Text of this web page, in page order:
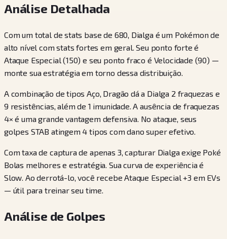
Análise Detalhada
Com um total de stats base de 680, Dialga é um Pokémon de
alto nível com stats fortes em geral. Seu ponto forte é
Ataque Especial (150) e seu ponto fraco é Velocidade (90) —
monte sua estratégia em torno dessa distribuição.
A combinação de tipos Aço, Dragão dá a Dialga 2 fraquezas e
9 resistências, além de 1 imunidade. A ausência de fraquezas
4× é uma grande vantagem defensiva. No ataque, seus
golpes STAB atingem 4 tipos com dano super efetivo.
Com taxa de captura de apenas 3, capturar Dialga exige Poké
Bolas melhores e estratégia. Sua curva de experiência é
Slow. Ao derrotá-lo, você recebe Ataque Especial +3 em EVs
— útil para treinar seu time.
Análise de Golpes